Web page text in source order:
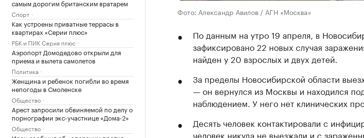
самым дорогим британским вратарем
Спорт
Как устроены приватные террасы в
квартирах «Серии плюс»
РБК и ПИК Серия плюс
Аэропорт Домодедово открыли для
приема и вылета самолетов
Политика
Женщина и ребенок погибли во время
непогоды в Смоленске
Общество
Арест запросили обвиняемой по делу о
порнографии экс-участнице «Дома-2»
Общество
Фото: Александр Авилов / АГН «Москва»
По данным на утро 19 апреля, в
зафиксировано 22 новых случая
найден у 20 взрослых и двух детей.
За пределы Новосибирской области
— он вернулся из Москвы и находился
наблюдением. У него нет клинических
Десять человек контактировали с
человек никуда не выезжали и с